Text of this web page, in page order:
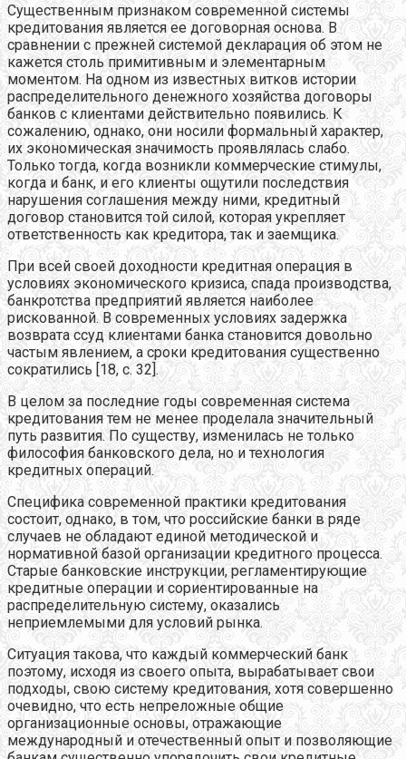
Существенным признаком современной системы
кредитования является ее договорная основа. В
сравнении с прежней системой декларация об этом не
кажется столь примитивным и элементарным
моментом. На одном из известных витков истории
распределительного денежного хозяйства договоры
банков с клиентами действительно появились. К
сожалению, однако, они носили формальный характер,
их экономическая значимость проявлялась слабо.
Только тогда, когда возникли коммерческие стимулы,
когда и банк, и его клиенты ощутили последствия
нарушения соглашения между ними, кредитный
договор становится той силой, которая укрепляет
ответственность как кредитора, так и заемщика.
При всей своей доходности кредитная операция в
условиях экономического кризиса, спада производства,
банкротства предприятий является наиболее
рискованной. В современных условиях задержка
возврата ссуд клиентами банка становится довольно
частым явлением, а сроки кредитования существенно
сократились [18, с. 32].
В целом за последние годы современная система
кредитования тем не менее проделала значительный
путь развития. По существу, изменилась не только
философия банковского дела, но и технология
кредитных операций.
Специфика современной практики кредитования
состоит, однако, в том, что российские банки в ряде
случаев не обладают единой методической и
нормативной базой организации кредитного процесса.
Старые банковские инструкции, регламентирующие
кредитные операции и сориентированные на
распределительную систему, оказались
неприемлемыми для условий рынка.
Ситуация такова, что каждый коммерческий банк
поэтому, исходя из своего опыта, вырабатывает свои
подходы, свою систему кредитования, хотя совершенно
очевидно, что есть непреложные общие
организационные основы, отражающие
международный и отечественный опыт и позволяющие